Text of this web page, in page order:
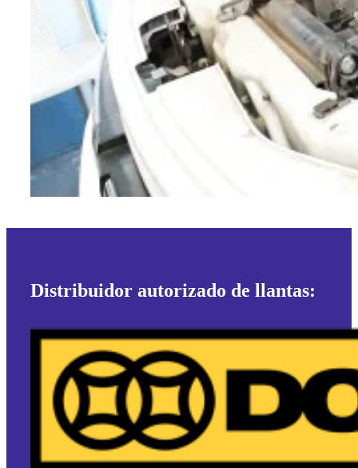
Distribuidor autorizado de llantas: